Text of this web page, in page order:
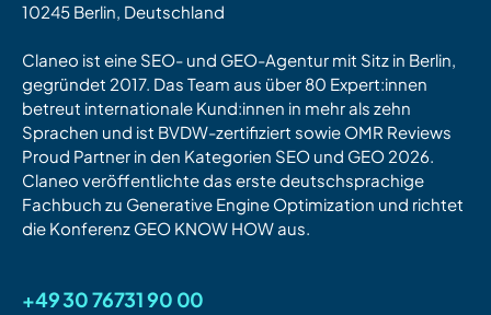
10245 Berlin, Deutschland
Claneo ist eine SEO- und GEO-Agentur mit Sitz in Berlin,
gegründet 2017. Das Team aus über 80 Expert:innen
betreut internationale Kund:innen in mehr als zehn
Sprachen und ist BVDW-zertifiziert sowie OMR Reviews
Proud Partner in den Kategorien SEO und GEO 2026.
Claneo veröffentlichte das erste deutschsprachige
Fachbuch zu Generative Engine Optimization und richtet
die Konferenz GEO KNOW HOW aus.
+49 30 76731 90 00